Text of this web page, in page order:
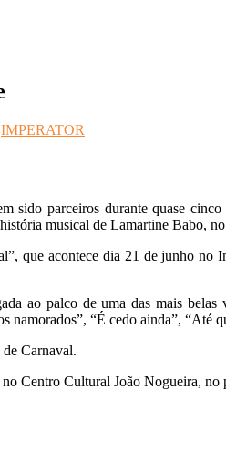
IMPERATOR
sido parceiros durante quase
musical de Lamartine Babo,
que acontece dia 21 de junho
ao palco de uma das mais
“É cedo ainda”, “Até
Carnaval.
Centro Cultural João Nogueira, no